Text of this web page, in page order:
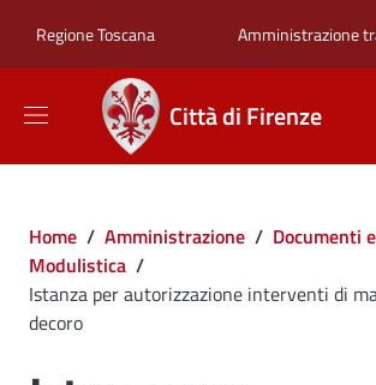
Regione Toscana Zona
Amministrazione
Città di Firenze
Briciole di pane
Home / Amministrazione / Documenti
Modulistica /
Istanza per autorizzazione interventi di
decoro